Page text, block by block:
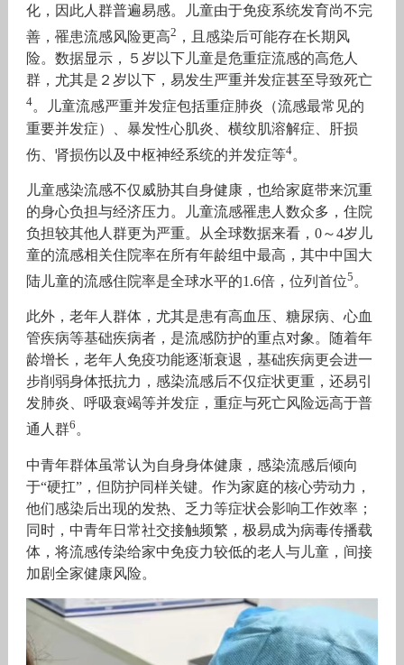
化，因此人群普遍易感。儿童由于免疫系统发育尚不完
善，罹患流感风险更高2 ，且感染后可能存在长期风
险。数据显示，５岁以下儿童是危重症流感的高危人
群，尤其是２岁以下，易发生严重并发症甚至导致死亡
4。儿童流感严重并发症包括重症肺炎（流感最常见的
重要并发症）、暴发性心肌炎、横纹肌溶解症、肝损
伤、肾损伤以及中枢神经系统的并发症等4。
儿童感染流感不仅威胁其自身健康，也给家庭带来沉重
的身心负担与经济压力。儿童流感罹患人数众多，住院
负担较其他人群更为严重。从全球数据来看，0～4岁儿
童的流感相关住院率在所有年龄组中最高，其中中国大
陆儿童的流感住院率是全球水平的1.6倍，位列首位5 。
此外，老年人群体，尤其是患有高血压、糖尿病、心血
管疾病等基础疾病者，是流感防护的重点对象。随着年
龄增长，老年人免疫功能逐渐衰退，基础疾病更会进一
步削弱身体抵抗力，感染流感后不仅症状更重，还易引
发肺炎、呼吸衰竭等并发症，重症与死亡风险远高于普
通人群6。
中青年群体虽常认为自身身体健康，感染流感后倾向
于“硬扛”，但防护同样关键。作为家庭的核心劳动力，
他们感染后出现的发热、乏力等症状会影响工作效率；
同时，中青年日常社交接触频繁，极易成为病毒传播载
体，将流感传染给家中免疫力较低的老人与儿童，间接
加剧全家健康风险。